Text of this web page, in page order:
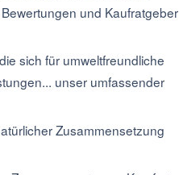
und Kaufratgeber
sich für umweltfreundliche
unser umfassender
Zusammensetzung